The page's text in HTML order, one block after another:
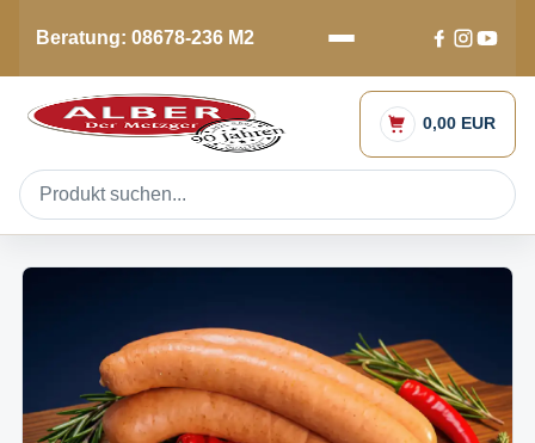
Beratung: 08678-236 M2
0,00 EUR